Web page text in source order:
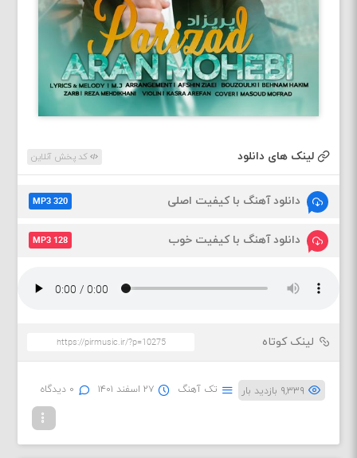
لینک های دانلود کد پخش آنلاین
دانلود آهنگ با کیفیت اصلی MP3 320
دانلود آهنگ با کیفیت خوب MP3 128
لینک کوتاه
۹,۳۳۹ بازدید بار تک آهنگ ۲۷ اسفند ۱۴۰۱ ۰ دیدگاه